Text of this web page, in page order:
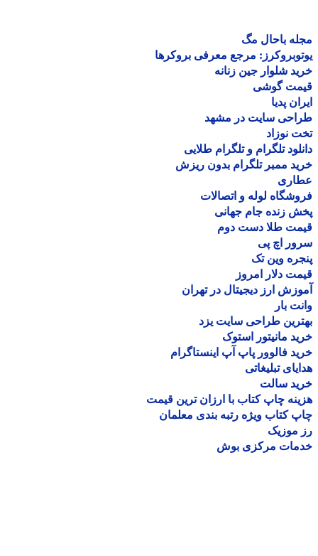
باحال مگ
مرجع معرفی بروکرها
شلوار جین زنانه
گوشی
پدیا
سایت در مشهد
نوزاد
تلگرام و تلگرام طلایی
ممبر تلگرام بدون ریزش
لوله و اتصالات
زنده جام جهانی
طلا دست دوم
اچ پی
وین تک
دلار امروز
ارز دیجیتال در تهران
بار
طراحی سایت یزد
مانیتور استوک
فالوور پاپ آپ اینستاگرام
تبلیغاتی
سالت
چاپ کتاب با ارزان ترین قیمت
کتاب ویژه رتبه بندی معلمان
موزیک
مرکزی بوش